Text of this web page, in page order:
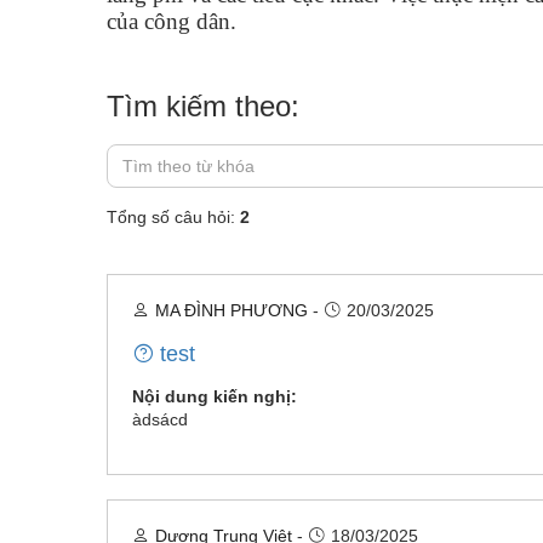
của công dân.
Tìm kiếm theo:
Tổng số câu hỏi: 2
MA ĐÌNH PHƯƠNG - 20/03/2025
test
Nội dung kiến nghị:
àdsácd
Dương Trung Việt - 18/03/2025